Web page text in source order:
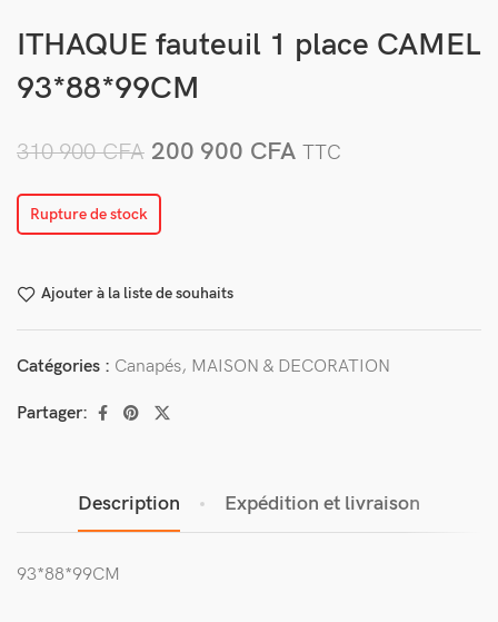
ITHAQUE fauteuil 1 place CAMEL
93*88*99CM
310 900CFA 200 900 CFA TTC
Rupture de stock
Ajouter à la liste de souhaits
Catégories : Canapés, MAISON & DECORATION
Partager:
Description Expédition et livraison
93*88*99CM